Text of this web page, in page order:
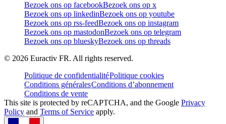
Bezoek ons op facebookBezoek ons op x
Bezoek ons op linkedinBezoek ons op youtube
Bezoek ons op rss-feedBezoek ons op instagram
Bezoek ons op mastodonBezoek ons op telegram
Bezoek ons op blueskyBezoek ons op threads
© 2026 Euractiv FR. All rights reserved.
Politique de confidentialitéPolitique cookies
Conditions généralesConditions d’abonnement
Conditions de vente
This site is protected by reCAPTCHA, and the Google Privacy
Policy and Terms of Service apply.